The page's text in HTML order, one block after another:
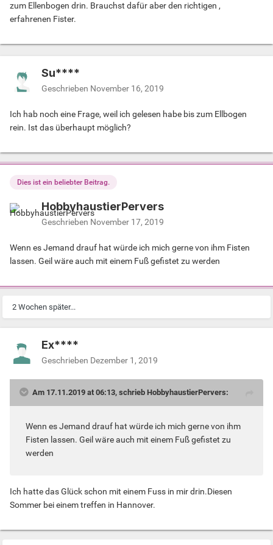
zum Ellenbogen drin. Brauchst dafür aber den richtigen ,
erfahrenen Fister.
Su****
Geschrieben November 16, 2019
Ich hab noch eine Frage, weil ich gelesen habe bis zum Ellbogen
rein. Ist das überhaupt möglich?
Dies ist ein beliebter Beitrag.
HobbyhaustierPervers
Geschrieben November 17, 2019
Wenn es Jemand drauf hat würde ich mich gerne von ihm Fisten
lassen. Geil wäre auch mit einem Fuß gefistet zu werden
2 Wochen später...
Ex****
Geschrieben Dezember 1, 2019
Am 17.11.2019 at 06:13, schrieb HobbyhaustierPervers:
Wenn es Jemand drauf hat würde ich mich gerne von ihm
Fisten lassen. Geil wäre auch mit einem Fuß gefistet zu
werden
Ich hatte das Glück schon mit einem Fuss in mir drin.Diesen
Sommer bei einem treffen in Hannover.